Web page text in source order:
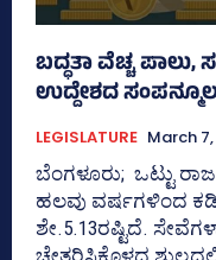
ಬದ್ಧತಾ ವೆಚ್ಚ
ಉದ್ದೇಶದ
LEGISLATURE March
ಬೆಂಗಳೂರು; ಒಟ್ಟು
ಹಲವು ವ‍ರ್ಷಗಳಿಂದ
ಶೇ.5.13ರಷ್ಟಿದೆ.
ಚೇತರಿಸಿಕೊಳ್ಳದ